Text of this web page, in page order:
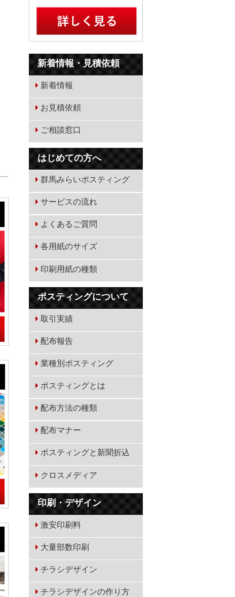
新着情報・見積依頼
新着情報
お見積依頼
ご相談窓口
はじめての方へ
群馬みらいポスティング
サービスの流れ
よくあるご質問
各用紙のサイズ
印刷用紙の種類
ポスティングについて
取引実績
配布報告
業種別ポスティング
ポスティングとは
配布方法の種類
配布マナー
ポスティングと新聞折込
クロスメディア
印刷・デザイン
激安印刷料
大量部数印刷
チラシデザイン
チラシデザインの作り方